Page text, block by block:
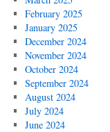
February 2025
January 2025
December 2024
November 2024
October 2024
September 2024
August 2024
July 2024
June 2024